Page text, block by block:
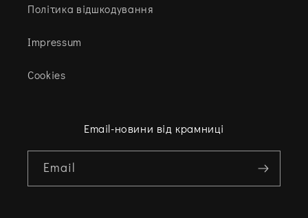
Політика відшкодування
Impressum
Cookies
Email-новини від крамниці
Email